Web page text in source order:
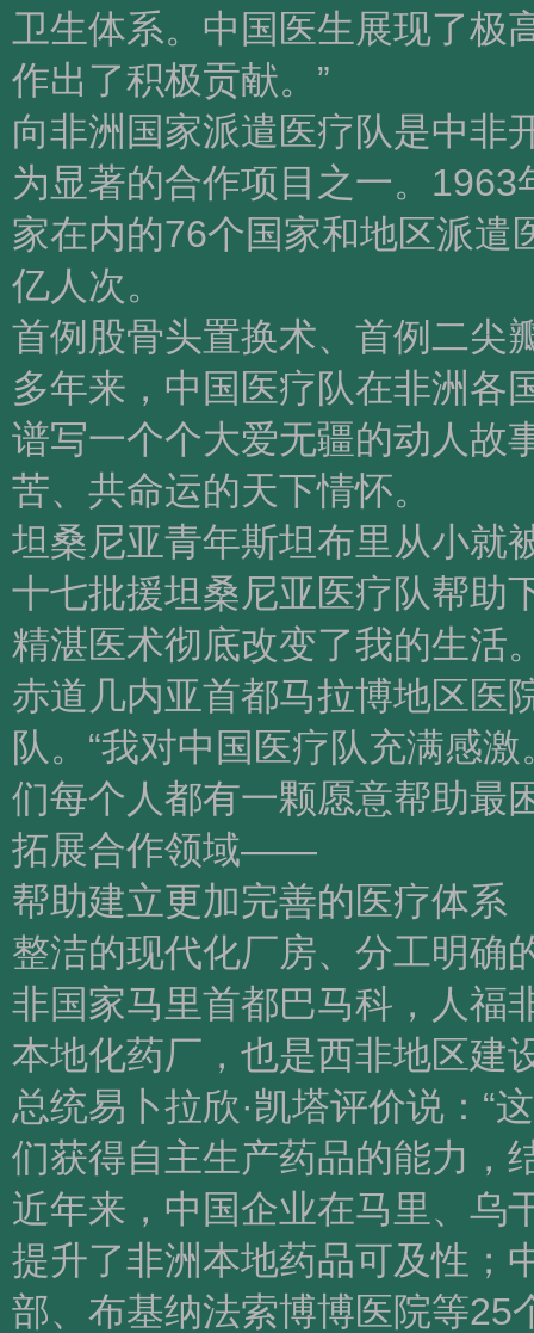
卫生体系。中国医生展现了极
作出了积极贡献。”
向非洲国家派遣医疗队是中非
为显著的合作项目之一。
家在内的76个国家和地区派遣
亿人次。
首例股骨头置换术、首例二
多年来，中国医疗队在非洲各
谱写一个个大爱无疆的动人故
苦、共命运的天下情怀。
坦桑尼亚青年斯坦布里从小就
十七批援坦桑尼亚医疗队帮助
精湛医术彻底改变了我的生活
赤道几内亚首都马拉博地区医
队。“我对中国医疗队充满感
们每个人都有一颗愿意帮助最
拓展合作领域——
帮助建立更加完善的医疗体系
整洁的现代化厂房、分工明
非国家马里首都巴马科，人福
本地化药厂，也是西非地区建
总统易卜拉欣·凯塔评价说：“
们获得自主生产药品的能力，
近年来，中国企业在马里、乌
提升了非洲本地药品可及性；
部、布基纳法索博博医院等25